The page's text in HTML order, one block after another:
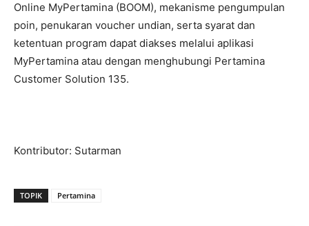
Online MyPertamina (BOOM), mekanisme pengumpulan
poin, penukaran voucher undian, serta syarat dan
ketentuan program dapat diakses melalui aplikasi
MyPertamina atau dengan menghubungi Pertamina
Customer Solution 135.
Kontributor: Sutarman
TOPIK Pertamina